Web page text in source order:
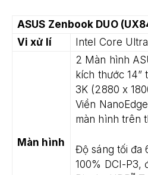
ASUS Zenbook DUO
Vi xử lí
Intel Core
Màn hình
2 Màn hình
kích thước 14”
3K (2880 x
Viền
màn hình trên
Độ sáng tối đa
100% DCI-P3,